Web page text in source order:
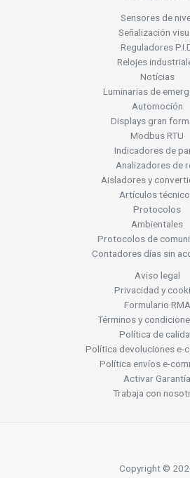
Sensores de
Señalización
Reguladores
Relojes
Notícias
Luminarias de
Automoción
Displays gran
Modbus RTU
Indicadores de
Analizadores de
Aisladores y
Artículos
Protocolos
Ambientales
Protocolos de
Contadores días sin
Aviso legal
Privacidad y
Formulario RMA
Términos y
Política de
Política devoluciones e-
Política envíos e-
Activar Garantía
Trabaja con
Copyright ©